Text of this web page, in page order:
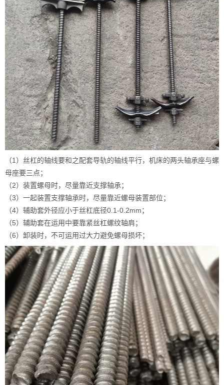
（1）丝杠的轴线要和之配套导轨的轴线平行，机床的两头轴承座与螺
母座要三点；
（2）装置螺母时，尽量靠近支撑轴承；
（3）一起装置支撑轴承时，尽量靠近螺母装置部位；
（4）辅助套外径应小于丝杠底径0.1-0.2mm；
（5）辅助套在运用中要靠紧丝杠螺纹轴肩；
（6）卸装时，不可运用过大力避免螺母损坏；